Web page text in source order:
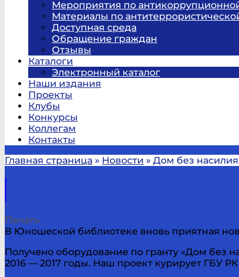
Мероприятия по
Материалы по
Доступная среда
Обращение граждан
Отзывы
Каталоги
Электронный каталог
Наши издания
Проекты
Клубы
Конкурсы
Коллегам
Контакты
Главная страница » Новости » Дом без насилия
Печать
В Юношеской библиотеке вновь приятная
Получено оборудование по гранту «Дом без
2016 — 2017 годы. Наш проект курирует ГБУ